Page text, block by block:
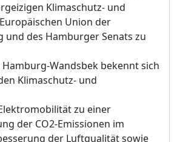
Klimaschutz- und
Union der
und des Hamburger Senats zu
Hamburg-Wandsbek bekennt sich
Klimaschutz- und
zu einer
der CO2-Emissionen im
der Luftqualität sowie